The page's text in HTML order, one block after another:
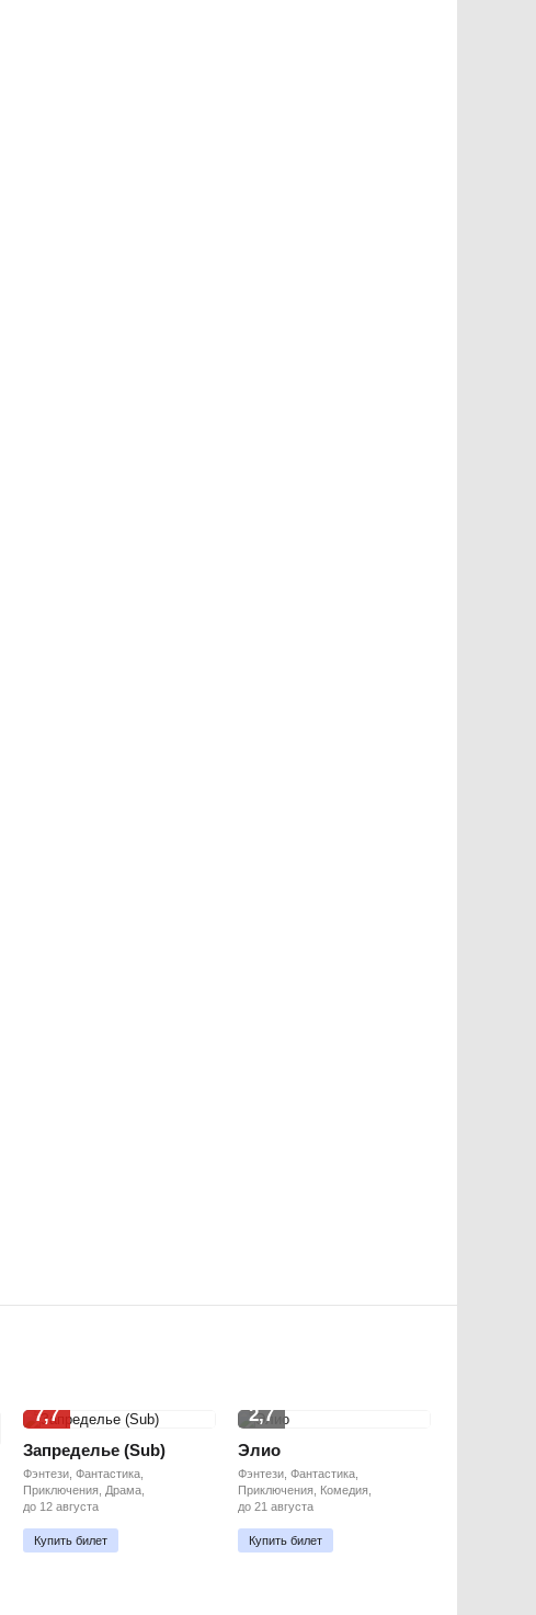
7,7
Запределье (Sub)
Фэнтези, Фантастика,
Приключения, Драма,
до 12 августа
Купить билет
2,7
Элио
Фэнтези, Фантастика,
Приключения, Комедия,
до 21 августа
Купить билет